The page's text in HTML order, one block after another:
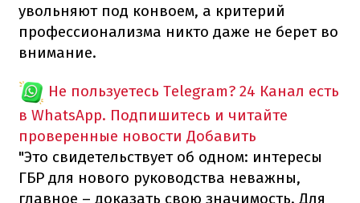
увольняют под конвоем, а критерий
профессионализма никто даже не берет во
внимание.
Не пользуетесь Telegram? 24 Канал есть
в WhatsApp. Подпишитесь и читайте
проверенные новости Добавить
"Это свидетельствует об одном: интересы
ГБР для нового руководства неважны,
главное – доказать свою значимость. Для